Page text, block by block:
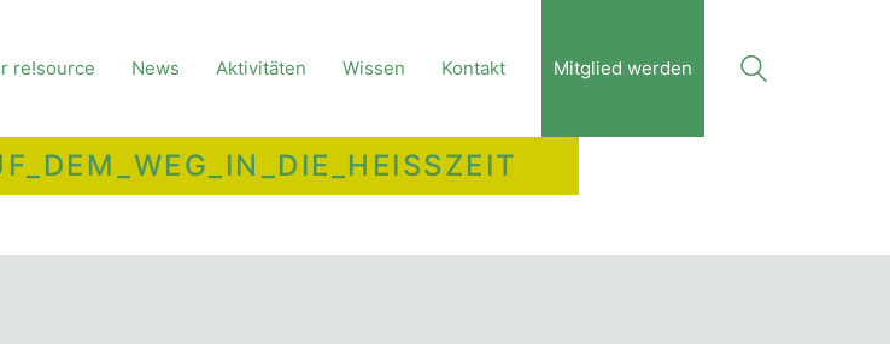
re!source News Aktivitäten Wissen Kontakt Mitglied werden